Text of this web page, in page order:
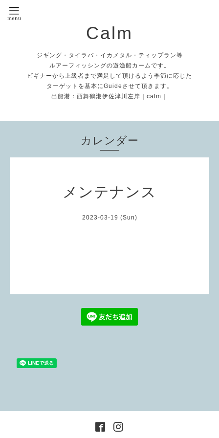
Calm
ジギング・タイラバ・イカメタル・ティップラン等
ルアーフィッシングの遊漁船カームです。
ビギナーから上級者まで満足して頂けるよう季節に応じた
ターゲットを基本にGuideさせて頂きます。
出船港：西舞鶴港伊佐津川左岸｜calm｜
カレンダー
メンテナンス
2023-03-19 (Sun)